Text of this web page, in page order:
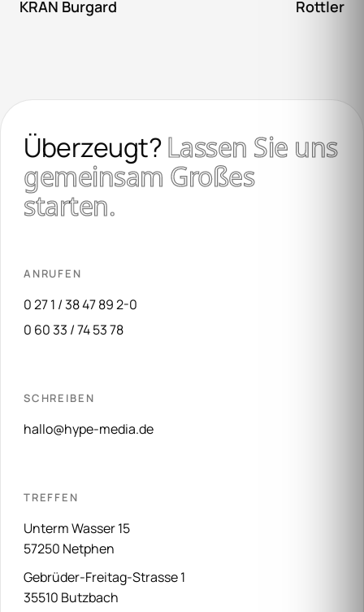
KRAN Burgard Rottler
Überzeugt?Lassen Sie uns
gemeinsam Großes
starten.
ANRUFEN
0 27 1 / 38 47 89 2-0
0 60 33 / 74 53 78
SCHREIBEN
hallo@hype-media.de
TREFFEN
Unterm Wasser 15
57250 Netphen
Gebrüder-Freitag-Strasse 1
35510 Butzbach